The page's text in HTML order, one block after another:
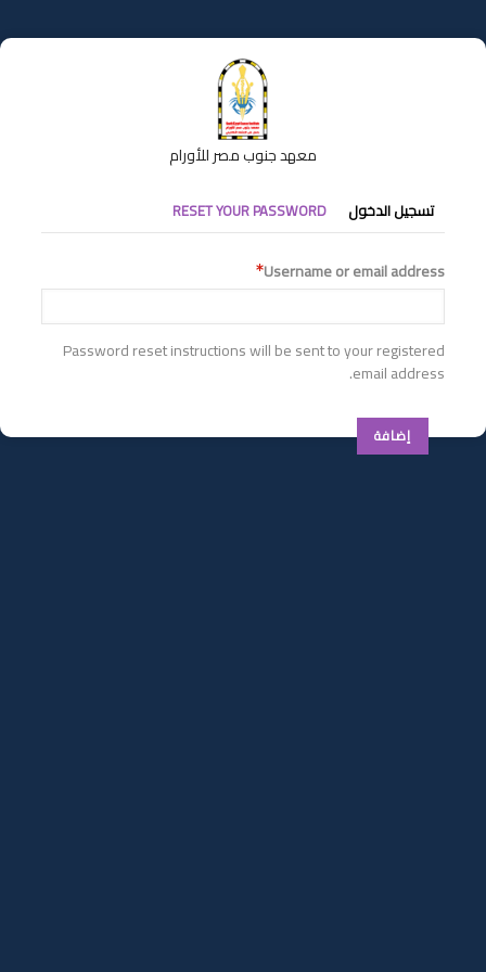
إلى
المحتوى
معهد جنوب مصر للأورام
التبويبات
الأساسية
تسجيل الدخول RESET YOUR PASSWORD
Username or email address
Password reset instructions will be sent to your registered
email address.